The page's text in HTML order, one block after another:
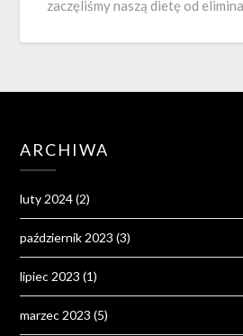
zaczęliśmy naszą dietę od
ARCHIWA
luty 2024(2)
październik 2023 (3)
lipiec 2023 (1)
marzec 2023 (5)